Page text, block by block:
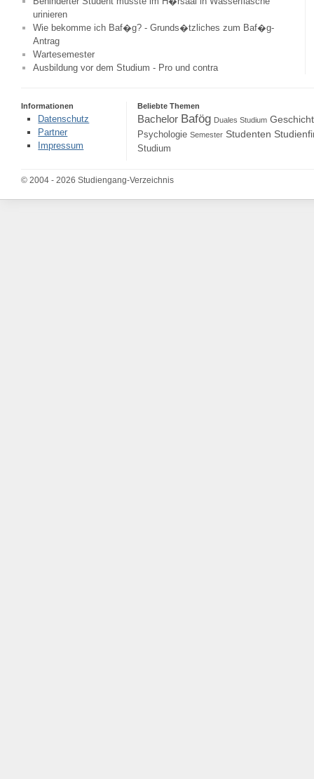
urinieren
Wie bekomme ich Baf�g? - Grunds�tzliches zum Baf�g-
Antrag
Wartesemester
Ausbildung vor dem Studium - Pro und contra
Informationen
Datenschutz
Partner
Impressum
Beliebte Themen
Bachelor Bafög Duales Studium
Psychologie Semester Studenten
Studium
© 2004 - 2026 Studiengang-Verzeichnis